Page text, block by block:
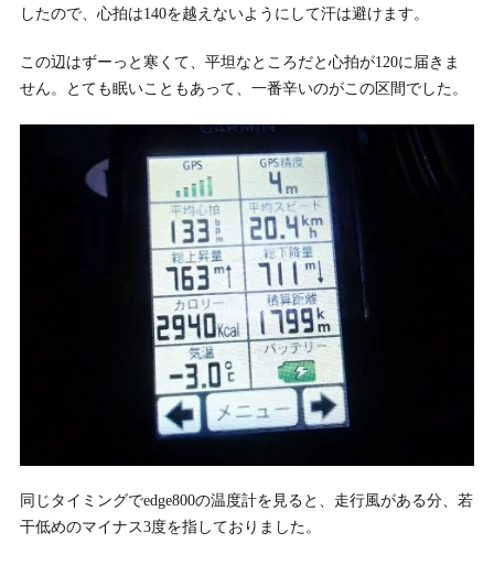
したので、心拍は140を越えないようにして汗は避けます。
この辺はずーっと寒くて、平坦なところだと心拍が120に届きま
せん。とても眠いこともあって、一番辛いのがこの区間でした。
同じタイミングでedge800の温度計を見ると、走行風がある分、若
干低めのマイナス3度を指しておりました。